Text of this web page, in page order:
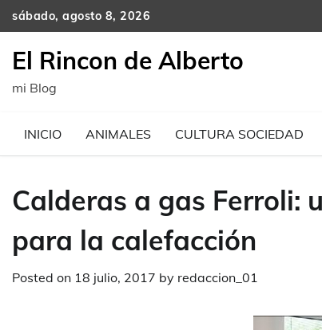
Skip
to
content
sábado, agosto 8, 2026
El Rincon de Alberto
mi Blog
INICIO ANIMALES CULTURA SOCIEDAD
Calderas a gas Ferroli:
para la calefacción
Posted on 18 julio, 2017 by redaccion_01